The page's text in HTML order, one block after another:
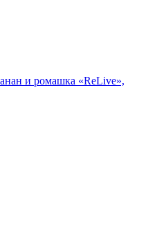
и ромашка «ReLive»,